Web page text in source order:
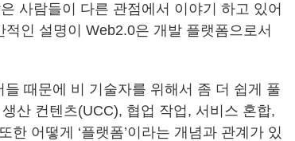
사람들이 다른 관점에서 이야기 하고 있어
인 설명이 Web2.0은 개발 플랫폼으로서
때문에 비 기술자를 위해서 좀 더 쉽게 풀
산 컨텐츠(UCC), 협업 작업, 서비스 혼합,
어떻게 ‘플랫폼’이라는 개념과 관계가 있